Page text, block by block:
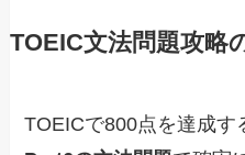
TOEIC文法問題攻略
TOEICで800点を達成す